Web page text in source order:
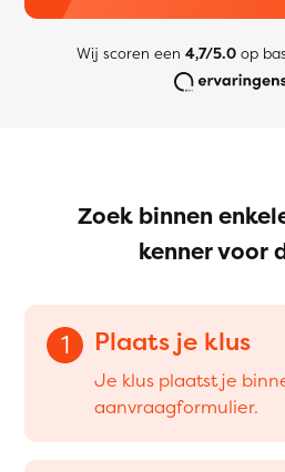
Wij scoren een 4,7/5.0op
Zoek binnen
kenner voor
1 Plaats je klus
Je klus plaatst je
aanvraagformulier.